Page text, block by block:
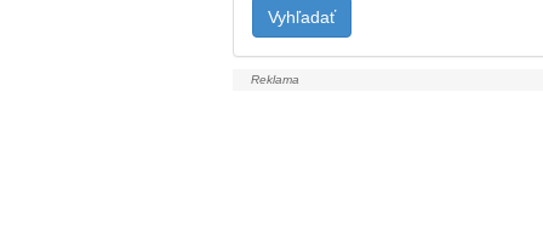
Vyhľadať